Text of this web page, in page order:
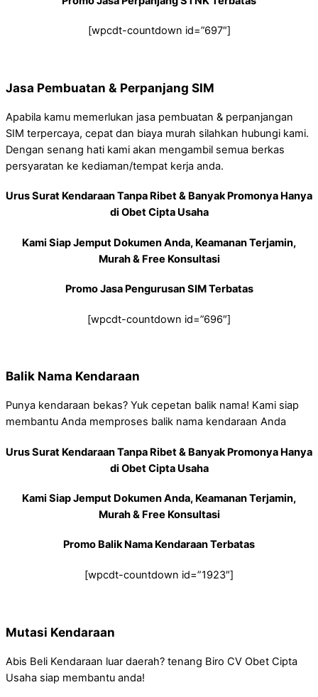
[wpcdt-countdown id=”697″]
Jasa Pembuatan & Perpanjang SIM
Apabila kamu memerlukan jasa pembuatan & perpanjangan
SIM terpercaya, cepat dan biaya murah silahkan hubungi kami.
Dengan senang hati kami akan mengambil semua berkas
persyaratan ke kediaman/tempat kerja anda.
Urus Surat Kendaraan Tanpa Ribet & Banyak Promonya Hanya
di Obet Cipta Usaha
Kami Siap Jemput Dokumen Anda, Keamanan Terjamin,
Murah & Free Konsultasi
Promo Jasa Pengurusan SIM Terbatas
[wpcdt-countdown id=”696″]
Balik Nama Kendaraan
Punya kendaraan bekas? Yuk cepetan balik nama! Kami siap
membantu Anda memproses balik nama kendaraan Anda
Urus Surat Kendaraan Tanpa Ribet & Banyak Promonya Hanya
di Obet Cipta Usaha
Kami Siap Jemput Dokumen Anda, Keamanan Terjamin,
Murah & Free Konsultasi
Promo Balik Nama Kendaraan Terbatas
[wpcdt-countdown id=”1923″]
Mutasi Kendaraan
Abis Beli Kendaraan luar daerah? tenang Biro CV Obet Cipta
Usaha siap membantu anda!